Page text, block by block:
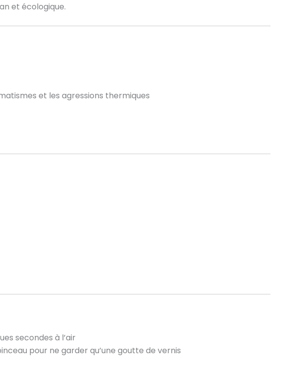
et écologique.
et les agressions thermiques
secondes à l’air
pour ne garder qu’une goutte de vernis